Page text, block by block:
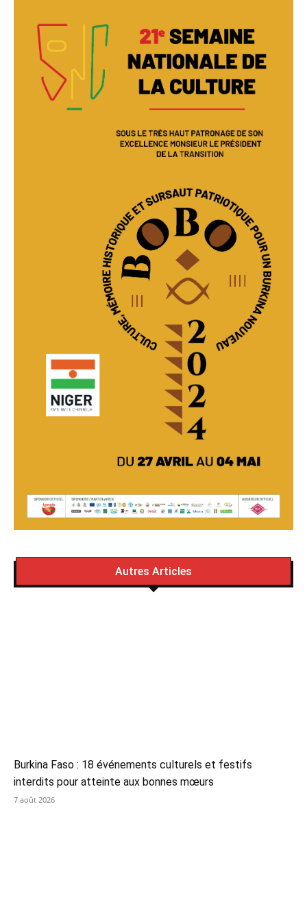
Autres Articles
Burkina Faso : 18 événements culturels et festifs
interdits pour atteinte aux bonnes mœurs
7 août 2026